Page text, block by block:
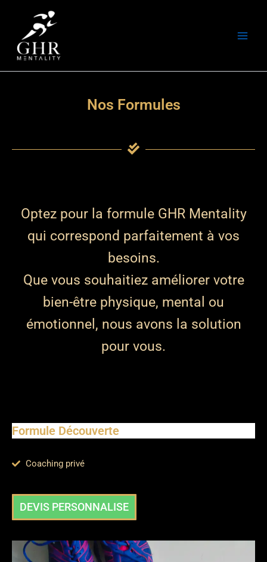
contenu
Nos Formules
Optez pour la formule GHR Mentality
qui correspond parfaitement à vos
besoins.
Que vous souhaitiez améliorer votre
bien-être physique, mental ou
émotionnel, nous avons la solution
pour vous.
Formule Découverte
Coaching privé
DEVIS PERSONNALISE